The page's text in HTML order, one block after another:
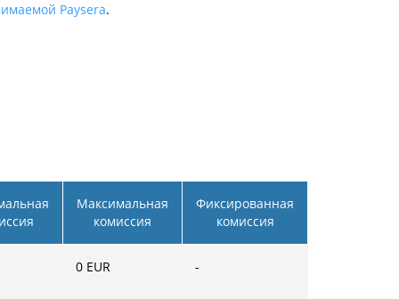
Paysera.
Максимальная
комиссия
Фиксированная
комиссия
0 EUR -